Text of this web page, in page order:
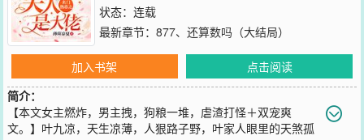
状态：连载
最新章节： 877、还算数吗（大结局）
加入书架
点击阅读
简介：
【本文女主燃炸，男主拽，狗粮一堆，虐渣打怪＋双宠爽
文。】叶九凉，天生凉薄，人狠路子野，叶家人眼里的天煞孤